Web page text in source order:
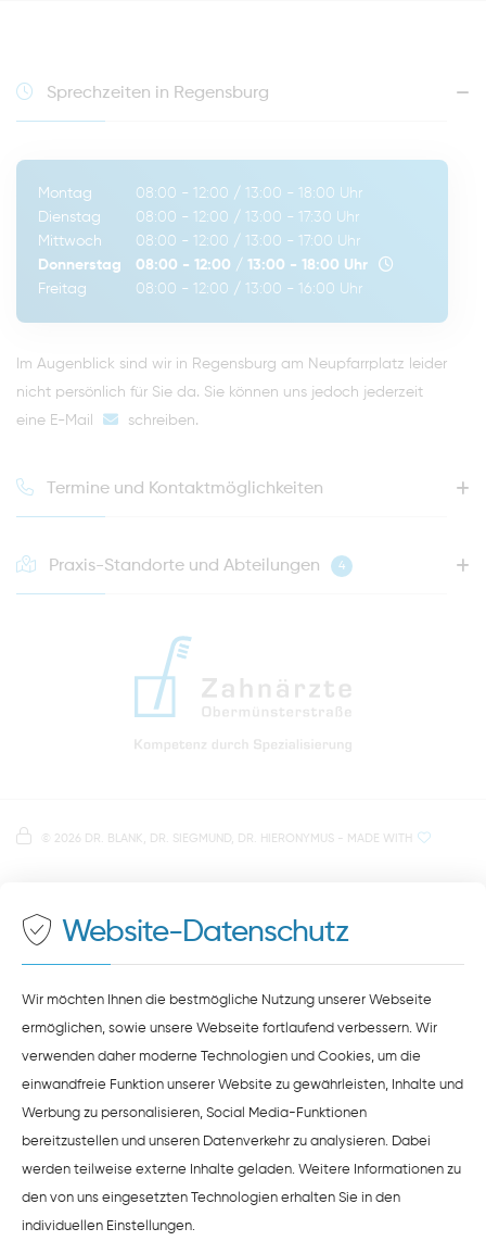
Sprechzeiten in Regensburg
Montag 08:00 - 12:00 / 13:00 - 18:00 Uhr
Dienstag
08:00 - 12:00 / 13:00 - 17:30 Uhr
Mittwoch
08:00 - 12:00 / 13:00 - 17:00 Uhr
Donnerstag
08:00 - 12:00 / 13:00 - 18:00 Uhr
Freitag
08:00 - 12:00 / 13:00 - 16:00 Uhr
Im Augenblick sind wir in Regensburg am Neupfarrplatz leider
nicht persönlich für Sie da. Sie können uns jedoch jederzeit
eine E-Mail
schreiben.
Termine und Kontaktmöglichkeiten
info@zahnaerzte-in-regensburg.de
Praxis-Standorte und Abteilungen 4
zustimmen.
ZUSTIMMEN
HINWEISE ZUM DATENSCHUTZ
© 2026 DR. BLANK, DR. SIEGMUND, DR. HIERONYMUS - MADE WITH
Website-Datenschutz
Wir möchten Ihnen die bestmögliche Nutzung unserer Webseite
ermöglichen, sowie unsere Webseite fortlaufend verbessern. Wir
verwenden daher moderne Technologien und Cookies, um die
einwandfreie Funktion unserer Website zu gewährleisten, Inhalte und
Werbung zu personalisieren, Social Media-Funktionen
bereitzustellen und unseren Datenverkehr zu analysieren. Dabei
werden teilweise externe Inhalte geladen. Weitere Informationen zu
den von uns eingesetzten Technologien erhalten Sie in den
individuellen Einstellungen.